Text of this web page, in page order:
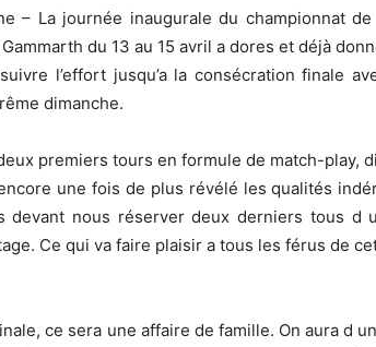
– La journée inaugurale du championnat
du 13 au 15 avril a dores et déjà
l’effort jusqu’a la consécration finale
dimanche.
premiers tours en formule de match-play,
une fois de plus révélé les qualités
devant nous réserver deux derniers tous
Ce qui va faire plaisir a tous les férus de
ce sera une affaire de famille. On aura d